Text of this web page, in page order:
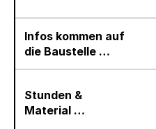
Infos kommen auf
die Baustelle …
Stunden &
Material …